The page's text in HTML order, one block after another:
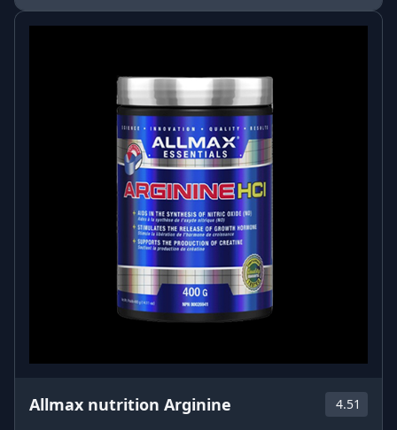
Allmax nutrition Arginine 4.51